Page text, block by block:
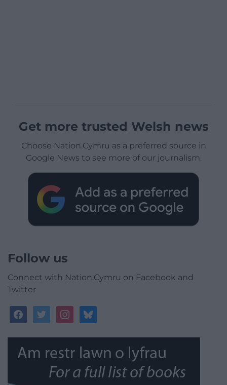
Get more trusted Welsh news
Choose Nation.Cymru as a preferred source in
Google News to see more of our journalism.
Follow us
Connect with Nation.Cymru on Facebook and
Twitter
facebooktwitterinstagrambluesky